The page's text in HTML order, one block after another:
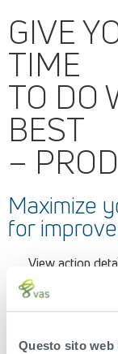
Questo sito
GIVE
TIME
TO DO
BEST
–
Maximize
for
View action
Complete
Minimize lockup